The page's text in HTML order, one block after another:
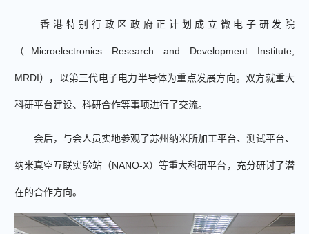
香港特别行政区政府正计划成立微电子研发院
（ Microelectronics Research and Development Institute,
MRDI），以第三代电子电力半导体为重点发展方向。双方就重大
科研平台建设、科研合作等事项进行了交流。
会后，与会人员实地参观了苏州纳米所加工平台、测试平台、
纳米真空互联实验站（NANO-X）等重大科研平台，充分研讨了潜
在的合作方向。